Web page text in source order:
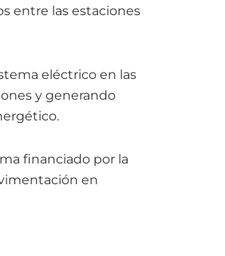
entre las estaciones
eléctrico en las
y generando
financiado por la
en